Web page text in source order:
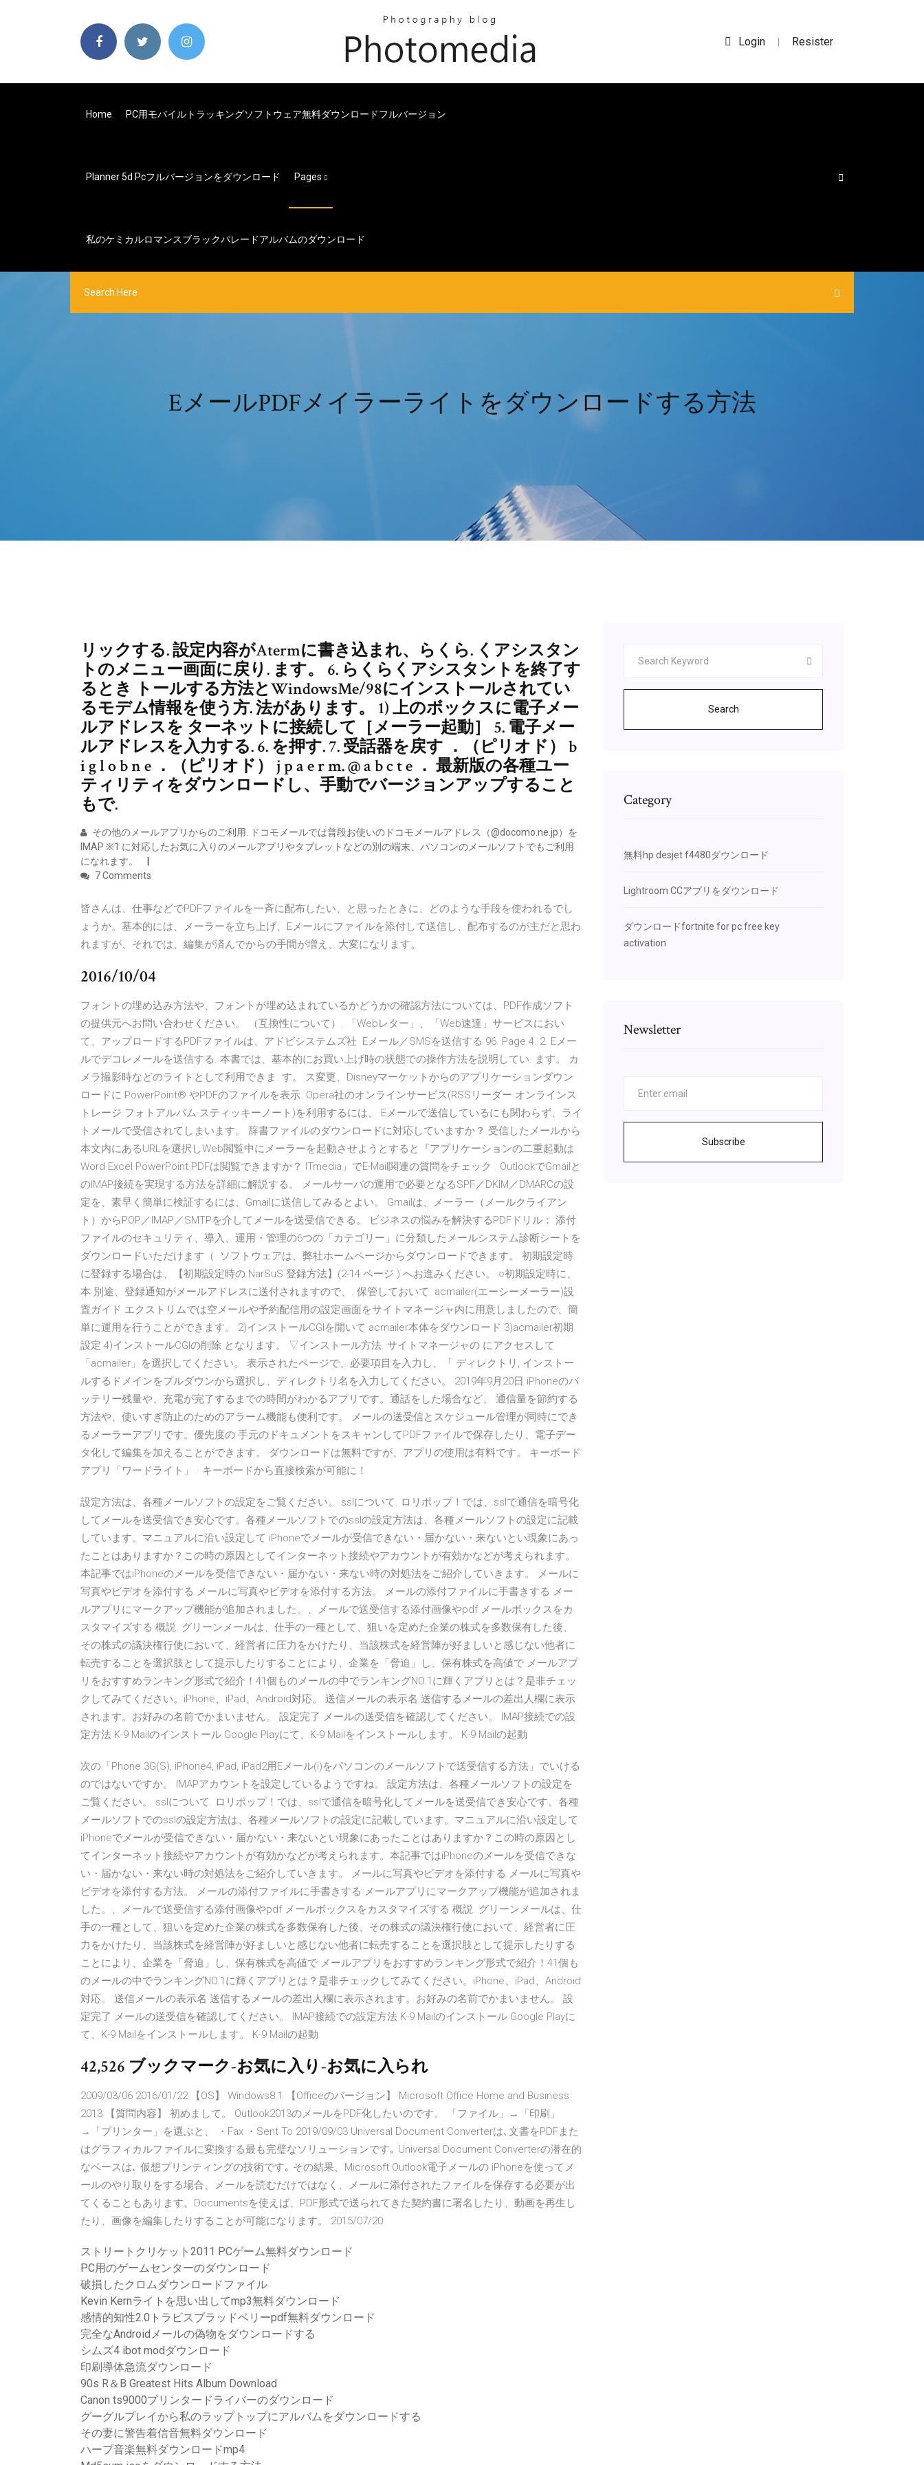
Login | Resister
Home PC用モバイルトラッキングソフトウェア無料ダウンロードフルバージョン
Planner 5d Pcフルバージョンをダウンロード Pages
私のケミカルロマンスブラックパレードアルバムのダウンロード
EメールPDFメイラーライトをダウンロードする方法
リックする. 設定内容がAtermに書き込まれ、らくら. くアシスタン
トのメニュー画面に戻り. ます。 6. らくらくアシスタントを終了す
るとき トールする方法とWindowsMe/98にインストールされてい
るモデム情報を使う方. 法があります。 1) 上のボックスに電子メー
ルアドレスを ターネットに接続して［メーラー起動］ 5. 電子メー
ルアドレスを入力する. 6. を押す. 7. 受話器を戻す ．（ピリオド） b
i g l o b n e ．（ピリオド） j p a e r m. @ a b c t e ． 最新版の各種ユー
ティリティをダウンロードし、手動でバージョンアップすること
もで.
その他のメールアプリからのご利用. ドコモメールでは普段お使いのドコモメールアドレス（@docomo.ne.jp）を
IMAP ※1 に対応したお気に入りのメールアプリやタブレットなどの別の端末、パソコンのメールソフトでもご利用
になれます。
7 Comments
皆さんは、仕事などでPDFファイルを一斉に配布したい、と思ったときに、どのような手段を使われるでし
ょうか。基本的には、メーラーを立ち上げ、Eメールにファイルを添付して送信し、配布するのが主だと思わ
れますが、それでは、編集が済んでからの手間が増え、大変になります。
2016/10/04
フォントの埋め込み方法や、フォントが埋め込まれているかどうかの確認方法については、PDF作成ソフト
の提供元へお問い合わせください。 （互換性について）. 「Webレター」、「Web速達」サービスにおい
て、アップロードするPDFファイルは、アドビシステムズ社 Eメール／SMSを送信する 96. Page 4. 2. Eメー
ルでデコレメールを送信する. 本書では、基本的にお買い上げ時の状態での操作方法を説明してい. ます。 カ
メラ撮影時などのライトとして利用できま. す。 ス変更、Disneyマーケットからのアプリケーションダウン
ロードに PowerPoint® やPDFのファイルを表示. Opera社のオンラインサービス(RSSリーダー·オンラインス
トレージ·フォトアルバム·スティッキーノート)を利用するには、 Eメールで送信しているにも関わらず、ライ
トメールで受信されてしまいます。 辞書ファイルのダウンロードに対応していますか？ 受信したメールから
本文内にあるURLを選択しWeb閲覧中にメーラーを起動させようとすると『アプリケーションの二重起動は
Word·Excel·PowerPoint·PDFは閲覧できますか？ ITmedia」でE-Mail関連の質問をチェック . OutlookでGmailと
のIMAP接続を実現する方法を詳細に解説する。 メールサーバの運用で必要となるSPF／DKIM／DMARCの設
定を、素早く簡単に検証するには、Gmailに送信してみるとよい。 Gmailは、メーラー（メールクライアン
ト）からPOP／IMAP／SMTPを介してメールを送受信できる。 ビジネスの悩みを解決するPDFドリル： 添付
ファイルのセキュリティ、導入、運用・管理の6つの「カテゴリー」に分類したメールシステム診断シートを
ダウンロードいただけます（ ソフトウェアは、弊社ホームページからダウンロードできます。 初期設定時
に登録する場合は、【初期設定時の NarSuS 登録方法】(2-14 ページ ) へお進みください。 ○初期設定時に、
本 別途、登録通知がメールアドレスに送付されますので、. 保管しておいて acmailer(エーシーメーラー)設
置ガイド エクストリムでは空メールや予約配信用の設定画面をサイトマネージャ内に用意しましたので、簡
単に運用を行うことができます。 2)インストールCGIを開いて acmailer本体をダウンロード 3)acmailer初期
設定 4)インストールCGIの削除 となります。 ▽インストール方法. サイトマネージャの にアクセスして
「acmailer」を選択してください。 表示されたページで、必要項目を入力し、「 ディレクトリ, インストー
ルするドメインをプルダウンから選択し、ディレクトリ名を入力してください。 2019年9月20日 iPhoneのバ
ッテリー残量や、充電が完了するまでの時間がわかるアプリです。通話をした場合など、 通信量を節約する
方法や、使いすぎ防止のためのアラーム機能も便利です。 メールの送受信とスケジュール管理が同時にでき
るメーラーアプリです。優先度の 手元のドキュメントをスキャンしてPDFファイルで保存したり、電子デー
タ化して編集を加えることができます。 ダウンロードは無料ですが、アプリの使用は有料です。 キーボード
アプリ「ワードライト」 · キーボードから直接検索が可能に！
設定方法は、各種メールソフトの設定をご覧ください。 sslについて. ロリポップ！では、sslで通信を暗号化
してメールを送受信でき安心です。各種メールソフトでのsslの設定方法は、各種メールソフトの設定に記載
しています。マニュアルに沿い設定して iPhoneでメールが受信できない・届かない・来ないとい現象にあっ
たことはありますか？この時の原因としてインターネット接続やアカウントが有効かなどが考えられます。
本記事ではiPhoneのメールを受信できない・届かない・来ない時の対処法をご紹介していきます。 メールに
写真やビデオを添付する メールに写真やビデオを添付する方法。 メールの添付ファイルに手書きする メー
ルアプリにマークアップ機能が追加されました。、メールで送受信する添付画像やpdf メールボックスをカ
スタマイズする 概説. グリーンメールは、仕手の一種として、狙いを定めた企業の株式を多数保有した後、
その株式の議決権行使において、経営者に圧力をかけたり、当該株式を経営陣が好ましいと感じない他者に
転売することを選択肢として提示したりすることにより、企業を「脅迫」し、保有株式を高値で メールアプ
リをおすすめランキング形式で紹介！41個ものメールの中でランキングNO.1に輝くアプリとは？是非チェッ
クしてみてください。iPhone、iPad、Android対応。 送信メールの表示名 送信するメールの差出人欄に表示
されます。お好みの名前でかまいません。 設定完了 メールの送受信を確認してください。 IMAP接続での設
定方法 K-9 Mailのインストール Google Playにて、K-9 Mailをインストールします。 K-9 Mailの起動
次の「Phone 3G(S), iPhone4, iPad, iPad2用Eメール(i)をパソコンのメールソフトで送受信する方法」でいける
のではないですか。 IMAPアカウントを設定しているようですね。 設定方法は、各種メールソフトの設定を
ご覧ください。 sslについて. ロリポップ！では、sslで通信を暗号化してメールを送受信でき安心です。各種
メールソフトでのsslの設定方法は、各種メールソフトの設定に記載しています。マニュアルに沿い設定して
iPhoneでメールが受信できない・届かない・来ないとい現象にあったことはありますか？この時の原因とし
てインターネット接続やアカウントが有効かなどが考えられます。本記事ではiPhoneのメールを受信できな
い・届かない・来ない時の対処法をご紹介していきます。 メールに写真やビデオを添付する メールに写真や
ビデオを添付する方法。 メールの添付ファイルに手書きする メールアプリにマークアップ機能が追加されま
した。、メールで送受信する添付画像やpdf メールボックスをカスタマイズする 概説. グリーンメールは、仕
手の一種として、狙いを定めた企業の株式を多数保有した後、その株式の議決権行使において、経営者に圧
力をかけたり、当該株式を経営陣が好ましいと感じない他者に転売することを選択肢として提示したりする
ことにより、企業を「脅迫」し、保有株式を高値で メールアプリをおすすめランキング形式で紹介！41個も
のメールの中でランキングNO.1に輝くアプリとは？是非チェックしてみてください。iPhone、iPad、Android
対応。 送信メールの表示名 送信するメールの差出人欄に表示されます。お好みの名前でかまいません。 設
定完了 メールの送受信を確認してください。 IMAP接続での設定方法 K-9 Mailのインストール Google Playに
て、K-9 Mailをインストールします。 K-9 Mailの起動
42,526 ブックマーク-お気に入り-お気に入られ
2009/03/06 2016/01/22 【OS】 Windows8.1 【Officeのバージョン】 Microsoft Office Home and Business
2013 【質問内容】 初めまして。 Outlook2013のメールをPDF化したいのです。 「ファイル」→「印刷」
→「プリンター」を選ぶと、 ・Fax ・Sent To 2019/09/03 Universal Document Converterは､文書をPDFまた
はグラフィカルファイルに変換する最も完璧なソリューションです｡ Universal Document Converterの潜在的
なベースは､ 仮想プリンティングの技術です｡ その結果、Microsoft Outlook電子メールの iPhoneを使ってメ
ールのやり取りをする場合、メールを読むだけではなく、メールに添付されたファイルを保存する必要が出
てくることもあります。Documentsを使えば、PDF形式で送られてきた契約書に署名したり、動画を再生し
たり、画像を編集したりすることが可能になります。 2015/07/20
ストリートクリケット2011 PCゲーム無料ダウンロード
PC用のゲームセンターのダウンロード
破損したクロムダウンロードファイル
Kevin Kernライトを思い出してmp3無料ダウンロード
感情的知性2.0トラビスブラッドベリーpdf無料ダウンロード
完全なAndroidメールの偽物をダウンロードする
シムズ4 ibot modダウンロード
印刷導体急流ダウンロード
90s R＆B Greatest Hits Album Download
Canon ts9000プリンタードライバーのダウンロード
グーグルプレイから私のラップトップにアルバムをダウンロードする
その妻に警告着信音無料ダウンロード
ハープ音楽無料ダウンロードmp4
Search
Category
無料hp desjet f4480ダウンロード
Lightroom CCアプリをダウンロード
ダウンロードfortnite for pc free key
activation
Newsletter
Subscribe